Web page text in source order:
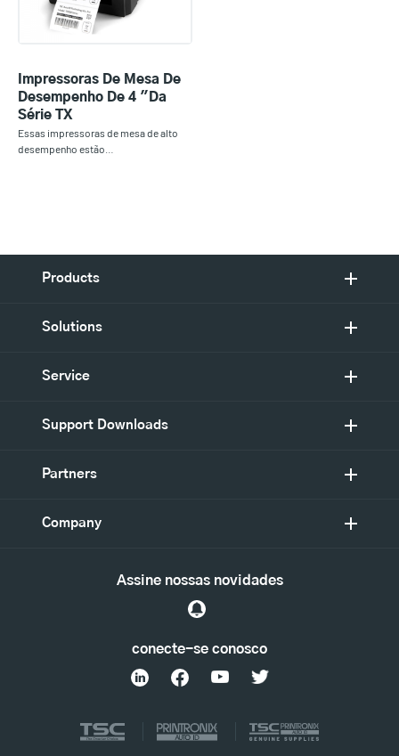
Impressoras De Mesa De
Desempenho De 4 "da
Série TX
Essas impressoras de mesa de alto
desempenho estão…
Products
Solutions
Service
Support Downloads
Partners
Company
conecte-se conosco
Assine nossas novidades